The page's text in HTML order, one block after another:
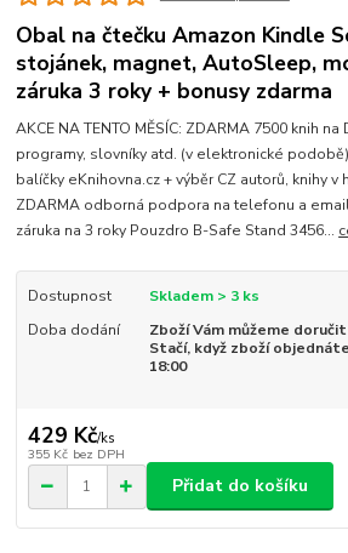
Obal na čtečku Amazon Kindle
stojánek, magnet, AutoSleep,
záruka 3 roky + bonusy zdarma
AKCE NA TENTO MĚSÍC: ZDARMA 7500 knih na
programy, slovníky atd. (v elektronické
balíčky eKnihovna.cz + výběr CZ autorů, knihy v
ZDARMA odborná podpora na telefonu a
záruka na 3 roky Pouzdro B-Safe Stand 3456...
Dostupnost
Skladem > 3 ks
Doba dodání
Zboží Vám můžeme doručit
Stačí, když zboží
18:00
429 Kč/ks
355 Kč bez DPH
Přidat do košíku